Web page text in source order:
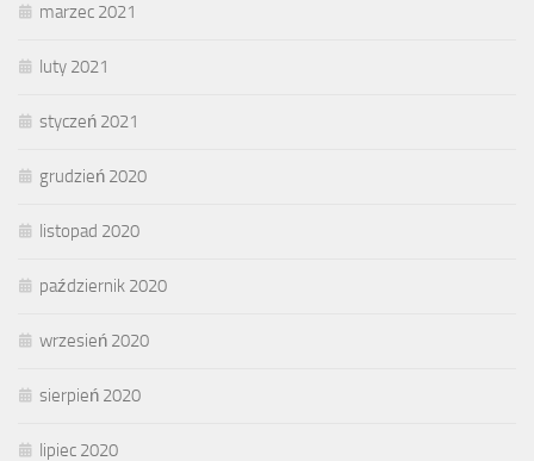
marzec 2021
luty 2021
styczeń 2021
grudzień 2020
listopad 2020
październik 2020
wrzesień 2020
sierpień 2020
lipiec 2020